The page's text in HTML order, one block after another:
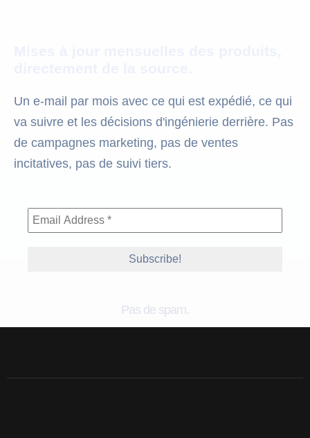
Un e-mail par mois avec ce qui est expédié, ce qui
va suivre et les décisions d'ingénierie derrière. Pas
de campagnes marketing, pas de ventes
incitatives, pas de suivi tiers.
Pas de spam.